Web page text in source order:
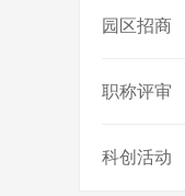
园区招商
职称评审
科创活动